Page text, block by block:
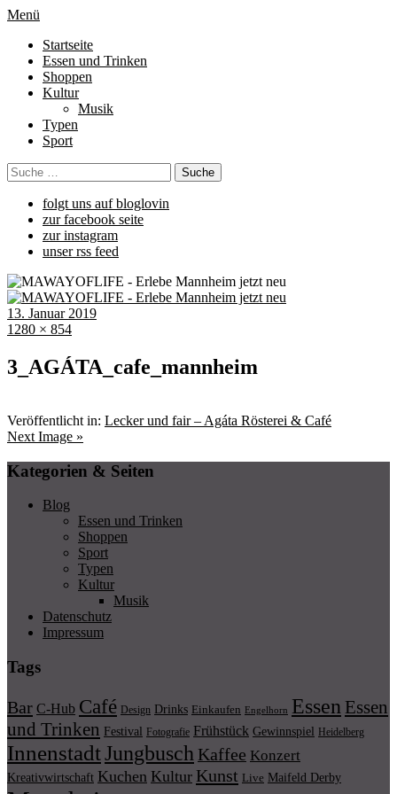
Menü
Startseite
Essen und Trinken
Shoppen
Kultur
Musik
Typen
Sport
folgt uns auf bloglovin
zur facebook seite
zur instagram
unser rss feed
13. Januar 2019
1280 × 854
3_AGÁTA_cafe_mannheim
Veröffentlicht in: Lecker und fair – Agáta Rösterei & Café
Next Image »
Kategorien & Seiten
Blog
Essen und Trinken
Shoppen
Sport
Typen
Kultur
Musik
Datenschutz
Impressum
Tags
Bar C-Hub Café Design Drinks Einkaufen Engelhorn Essen Essen
und Trinken Festival Fotografie Frühstück Gewinnspiel Heidelberg
InnenstadtJungbusch Kaffee Konzert
Kreativwirtschaft Kuchen Kultur Kunst Live Maifeld Derby